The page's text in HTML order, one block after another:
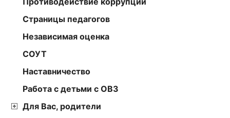
Страницы педагогов
Независимая оценка
СОУТ
Наставничество
Работа с детьми с ОВЗ
Для Вас, родители